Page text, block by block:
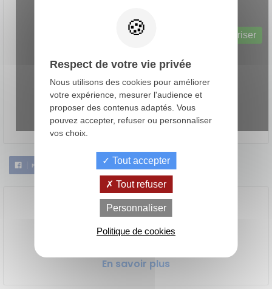
de
votreLe crédit
classique
Web content est désactivé. Autoriser
En savoir plus
Respect de votre vie privée
Nous utilisons des cookies pour améliorer
votre expérience, mesurer l'audience et
proposer des contenus adaptés. Vous
pouvez accepter, refuser ou personnaliser
vos choix.
Tout accepter
Tout refuser
Personnaliser
Politique de cookies